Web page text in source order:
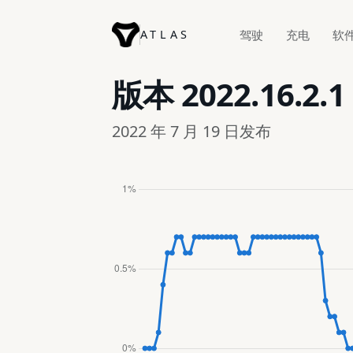
ATLAS 驾驶 充电 软
版本2022.16.2.1
2022 年 7 月 19 日发布